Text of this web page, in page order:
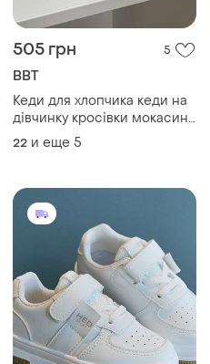
505 грн 5
BBT
Кеди для хлопчика кеди на
дівчинку кросівки мокасини
сліпони дитяче взуття
22 и еще 5